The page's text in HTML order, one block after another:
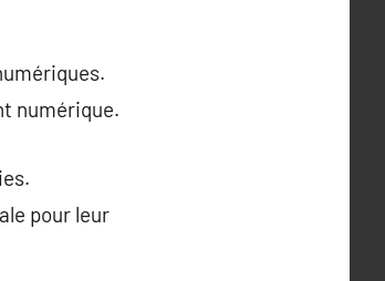
numérique.
pour leur